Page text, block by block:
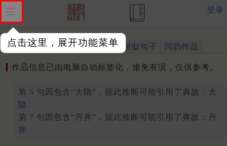
点击这里，展开功能菜单
登录
作品 标注四声 出处、引用 相似句子 同韵作品
作品信息已由电脑自动标签化，难免有误，仅供参考。
第 5 句因包含“大隐”，据此推断可能引用了典故： 大
隐
第 7 句因包含“丹井”，据此推断可能引用了典故： 丹
井